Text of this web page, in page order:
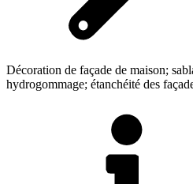
Décoration de façade de maison;
hydrogommage; étanchéité des